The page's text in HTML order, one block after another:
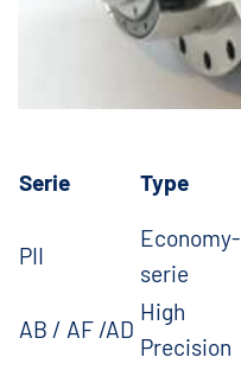
Serie Type
PII
Economy-
serie
AB / AF /AD
High
Precision